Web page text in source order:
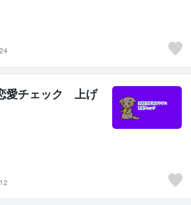
愛チェック 上げ